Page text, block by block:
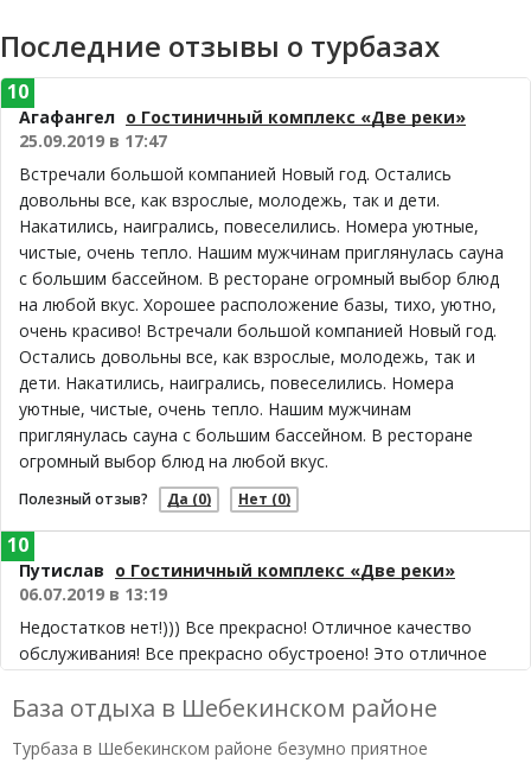
Последние отзывы о турбазах
Агафангел о Гостиничный комплекс «Две реки»
25.09.2019 в 17:47
Встречали большой компанией Новый год. Остались
довольны все, как взрослые, молодежь, так и дети.
Накатились, наигрались, повеселились. Номера уютные,
чистые, очень тепло. Нашим мужчинам приглянулась сауна
с большим бассейном. В ресторане огромный выбор блюд
на любой вкус. Хорошее расположение базы, тихо, уютно,
очень красиво! Встречали большой компанией Новый год.
Остались довольны все, как взрослые, молодежь, так и
дети. Накатились, наигрались, повеселились. Номера
уютные, чистые, очень тепло. Нашим мужчинам
приглянулась сауна с большим бассейном. В ресторане
огромный выбор блюд на любой вкус.
Полезный отзыв? Да (0) Нет (0)
10
Путислав о Гостиничный комплекс «Две реки»
06.07.2019 в 13:19
Недостатков нет!))) Все прекрасно! Отличное качество
обслуживания! Все прекрасно обустроено! Это отличное
отдыхать только туда!
Полезный отзыв? Да(0) Нет(0)
10
База отдыха в Шебекинском районе
Турбаза в Шебекинском районе безумно приятное